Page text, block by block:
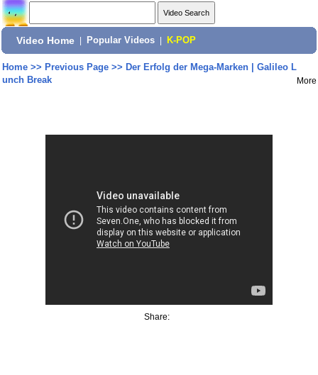
Video Home Popular Videos K-POP
Home>> Previous Page>> Der Erfolg der Mega-Marken | Galileo L
unch Break
More
Share: